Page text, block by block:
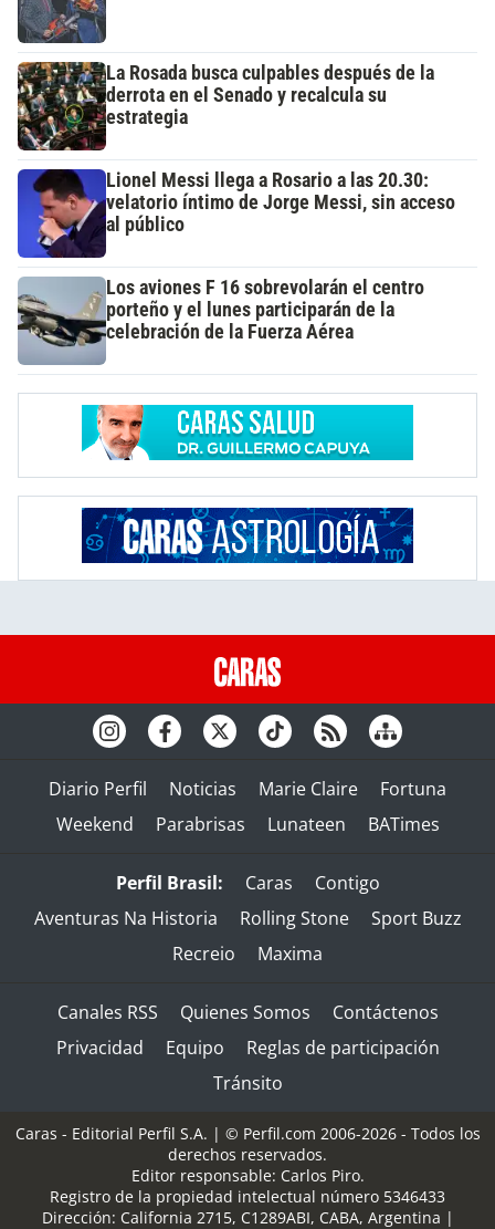
La Rosada busca culpables después de la
derrota en el Senado y recalcula su
estrategia
Lionel Messi llega a Rosario a las 20.30:
velatorio íntimo de Jorge Messi, sin acceso
al público
Los aviones F 16 sobrevolarán el centro
porteño y el lunes participarán de la
celebración de la Fuerza Aérea
Diario Perfil Noticias Marie Claire
Fortuna
Weekend
Parabrisas Lunateen BATimes
Perfil Brasil: Caras
Contigo
Aventuras Na Historia
Rolling Stone
Sport Buzz
Recreio
Maxima
Canales RSS Quienes Somos
Contáctenos
Privacidad
Equipo
Reglas de participación
Tránsito
Caras - Editorial Perfil S.A. | © Perfil.com 2006-2026 - Todos los
derechos reservados.
Editor responsable: Carlos Piro.
Registro de la propiedad intelectual número 5346433
Dirección: California 2715, C1289ABI, CABA, Argentina |